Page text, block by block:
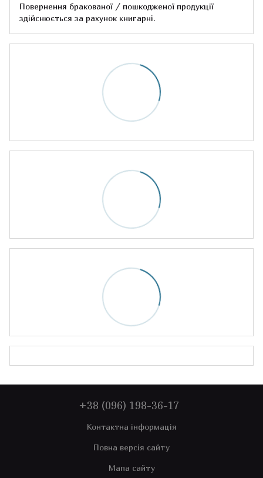
Повернення бракованої / пошкодженої продукції
здійснюється за рахунок книгарні.
+38 (096) 198-36-17
Контактна інформація
Повна версія сайту
Мапа сайту